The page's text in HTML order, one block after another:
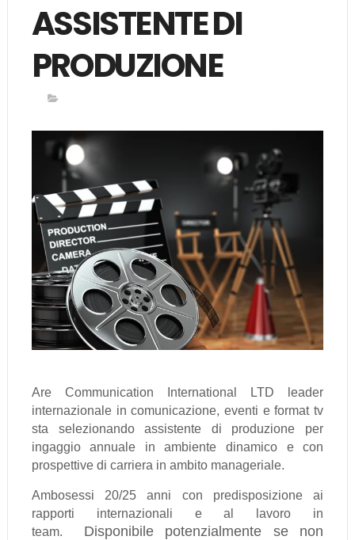
ASSISTENTE DI
PRODUZIONE
Are Communication International LTD leader
internazionale in comunicazione, eventi e format tv
sta selezionando assistente di produzione per
ingaggio annuale in ambiente dinamico e con
prospettive di carriera in ambito manageriale.
Ambosessi 20/25 anni con predisposizione ai
rapporti internazionali e al lavoro in
team. Disponibile potenzialmente se non